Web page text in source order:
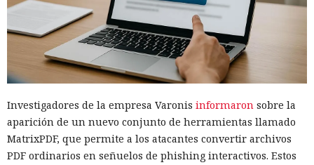
Investigadores de la empresa Varonis informaron sobre la
aparición de un nuevo conjunto de herramientas llamado
MatrixPDF, que permite a los atacantes convertir archivos
PDF ordinarios en señuelos de phishing interactivos. Estos